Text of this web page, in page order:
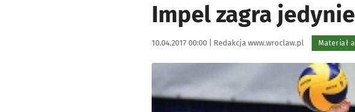
Impel zagra
Data publikacji:
10.04.2017 00:00 | Autor:
Redakcja www.wroclaw.pl Materiał